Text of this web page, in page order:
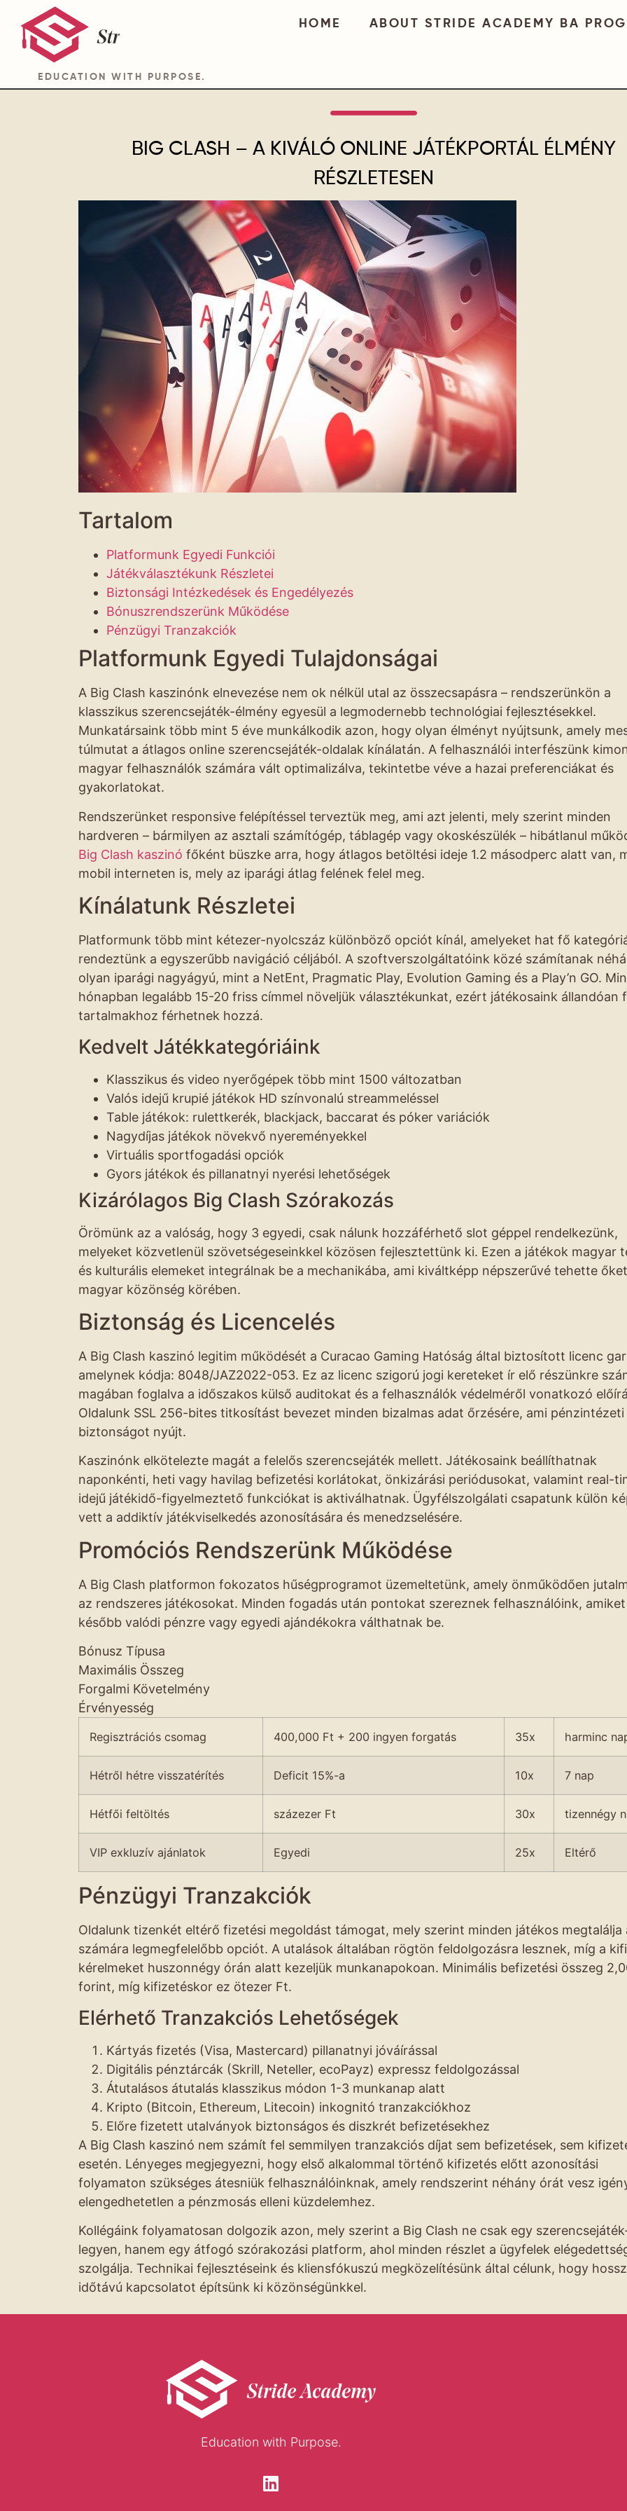
EDUCATION WITH PURPOSE.
HOME ABOUT STRIDE ACADEMY BA
BIG CLASH – A KIVÁLÓ ONLINE JÁTÉKPORTÁL ÉLMÉNY
RÉSZLETESEN
Tartalom
Platformunk Egyedi Funkciói
Játékválasztékunk Részletei
Biztonsági Intézkedések és Engedélyezés
Bónuszrendszerünk Működése
Pénzügyi Tranzakciók
Platformunk Egyedi Tulajdonságai
A Big Clash kaszinónk elnevezése nem ok nélkül utal az összecsapásra – rendszerünkön a
klasszikus szerencsejáték-élmény egyesül a legmodernebb technológiai fejlesztésekkel.
Munkatársaink több mint 5 éve munkálkodik azon, hogy olyan élményt nyújtsunk, amely
túlmutat a átlagos online szerencsejáték-oldalak kínálatán. A felhasználói interfészünk
magyar felhasználók számára vált optimalizálva, tekintetbe véve a hazai preferenciákat és
gyakorlatokat.
Rendszerünket responsive felépítéssel terveztük meg, ami azt jelenti, mely szerint minden
hardveren – bármilyen az asztali számítógép, táblagép vagy okoskészülék – hibátlanul
Big Clash kaszinó főként büszke arra, hogy átlagos betöltési ideje 1.2 másodperc alatt van,
mobil interneten is, mely az iparági átlag felének felel meg.
Kínálatunk Részletei
Platformunk több mint kétezer-nyolcszáz különböző opciót kínál, amelyeket hat fő
rendeztünk a egyszerűbb navigáció céljából. A szoftverszolgáltatóink közé számítanak
olyan iparági nagyágyú, mint a NetEnt, Pragmatic Play, Evolution Gaming és a Play’n GO.
hónapban legalább 15-20 friss címmel növeljük választékunkat, ezért játékosaink állandóan
tartalmakhoz férhetnek hozzá.
Kedvelt Játékkategóriáink
Klasszikus és video nyerőgépek több mint 1500 változatban
Valós idejű krupié játékok HD színvonalú streammeléssel
Table játékok: rulettkerék, blackjack, baccarat és póker variációk
Nagydíjas játékok növekvő nyereményekkel
Virtuális sportfogadási opciók
Gyors játékok és pillanatnyi nyerési lehetőségek
Kizárólagos Big Clash Szórakozás
Örömünk az a valóság, hogy 3 egyedi, csak nálunk hozzáférhető slot géppel rendelkezünk,
melyeket közvetlenül szövetségeseinkkel közösen fejlesztettünk ki. Ezen a játékok magyar
és kulturális elemeket integrálnak be a mechanikába, ami kiváltképp népszerűvé tehette
magyar közönség körében.
Biztonság és Licencelés
A Big Clash kaszinó legitim működését a Curacao Gaming Hatóság által biztosított licenc
amelynek kódja: 8048/JAZ2022-053. Ez az licenc szigorú jogi kereteket ír elő részünkre
magában foglalva a időszakos külső auditokat és a felhasználók védelméről vonatkozó
Oldalunk SSL 256-bites titkosítást bevezet minden bizalmas adat őrzésére, ami pénzintézeti
biztonságot nyújt.
Kaszinónk elkötelezte magát a felelős szerencsejáték mellett. Játékosaink beállíthatnak
naponkénti, heti vagy havilag befizetési korlátokat, önkizárási periódusokat, valamint real-
idejű játékidő-figyelmeztető funkciókat is aktiválhatnak. Ügyfélszolgálati csapatunk külön
vett a addiktív játékviselkedés azonosítására és menedzselésére.
Promóciós Rendszerünk Működése
A Big Clash platformon fokozatos hűségprogramot üzemeltetünk, amely önműködően
az rendszeres játékosokat. Minden fogadás után pontokat szereznek felhasználóink, amiket
később valódi pénzre vagy egyedi ajándékokra válthatnak be.
Bónusz Típusa
Maximális Összeg
Forgalmi Követelmény
Érvényesség
Regisztrációs csomag 400,000 Ft + 200 ingyen forgatás 35x harminc
Hétről hétre visszatérítés Deficit 15%-a 10x 7 nap
Hétfői feltöltés százezer Ft 30x tizennégy
VIP exkluzív ajánlatok Egyedi 25x Eltérő
Pénzügyi Tranzakciók
Oldalunk tizenkét eltérő fizetési megoldást támogat, mely szerint minden játékos megtalálja
számára legmegfelelőbb opciót. A utalások általában rögtön feldolgozásra lesznek, míg a
kérelmeket huszonnégy órán alatt kezeljük munkanapokoan. Minimális befizetési összeg
forint, míg kifizetéskor ez ötezer Ft.
Elérhető Tranzakciós Lehetőségek
Kártyás fizetés (Visa, Mastercard) pillanatnyi jóváírással
Digitális pénztárcák (Skrill, Neteller, ecoPayz) expressz feldolgozással
Átutalásos átutalás klasszikus módon 1-3 munkanap alatt
Kripto (Bitcoin, Ethereum, Litecoin) inkognitó tranzakciókhoz
Előre fizetett utalványok biztonságos és diszkrét befizetésekhez
A Big Clash kaszinó nem számít fel semmilyen tranzakciós díjat sem befizetések, sem
esetén. Lényeges megjegyezni, hogy első alkalommal történő kifizetés előtt azonosítási
folyamaton szükséges átesniük felhasználóinknak, amely rendszerint néhány órát vesz
elengedhetetlen a pénzmosás elleni küzdelemhez.
Kollégáink folyamatosan dolgozik azon, mely szerint a Big Clash ne csak egy
legyen, hanem egy átfogó szórakozási platform, ahol minden részlet a ügyfelek
szolgálja. Technikai fejlesztéseink és kliensfókuszú megközelítésünk által célunk, hogy
időtávú kapcsolatot építsünk ki közönségünkkel.
Education with Purpose.